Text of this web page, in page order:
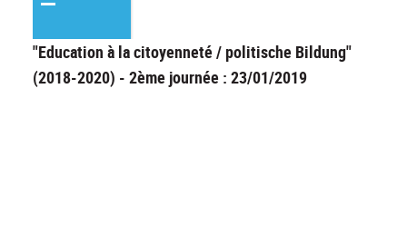
"Education à la citoyenneté / politische Bildung"
(2018-2020) - 2ème journée : 23/01/2019